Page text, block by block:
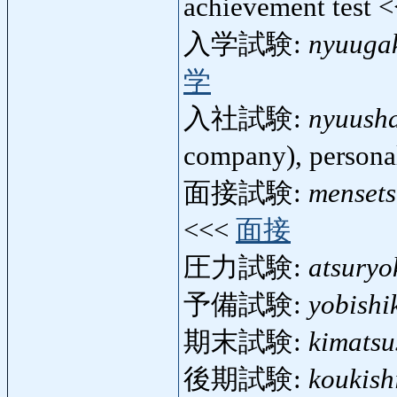
achievement test
入学試験:
学
入社試験:
company),
面接試験:
<<< 面接
圧力試験:
予備試験:
期末試験:
後期試験: